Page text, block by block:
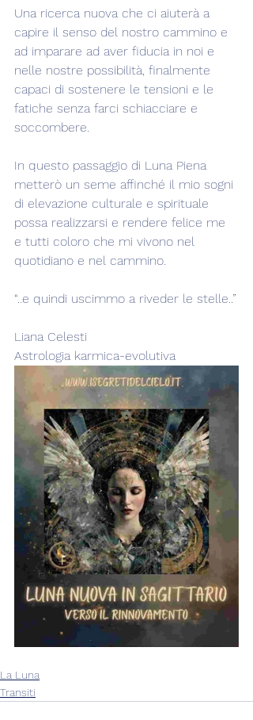
Una ricerca nuova che ci aiuterà a
capire il senso del nostro cammino e
ad imparare ad aver fiducia in noi e
nelle nostre possibilità, finalmente
capaci di sostenere le tensioni e le
fatiche senza farci schiacciare e
soccombere.
In questo passaggio di Luna Piena
metterò un seme affinché il mio sogni
di elevazione culturale e spirituale
possa realizzarsi e rendere felice me
e tutti coloro che mi vivono nel
quotidiano e nel cammino.
“..e quindi uscimmo a riveder le stelle..”
Liana Celesti
Astrologia karmica-evolutiva
La Luna
Transiti